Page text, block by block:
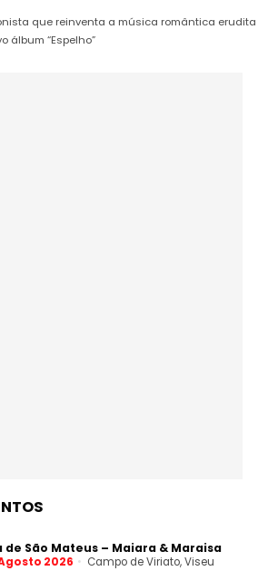
que reinventa a música romântica erudita
álbum “Espelho”
de São Mateus – Maiara & Maraisa
2026 Campo de Viriato, Viseu